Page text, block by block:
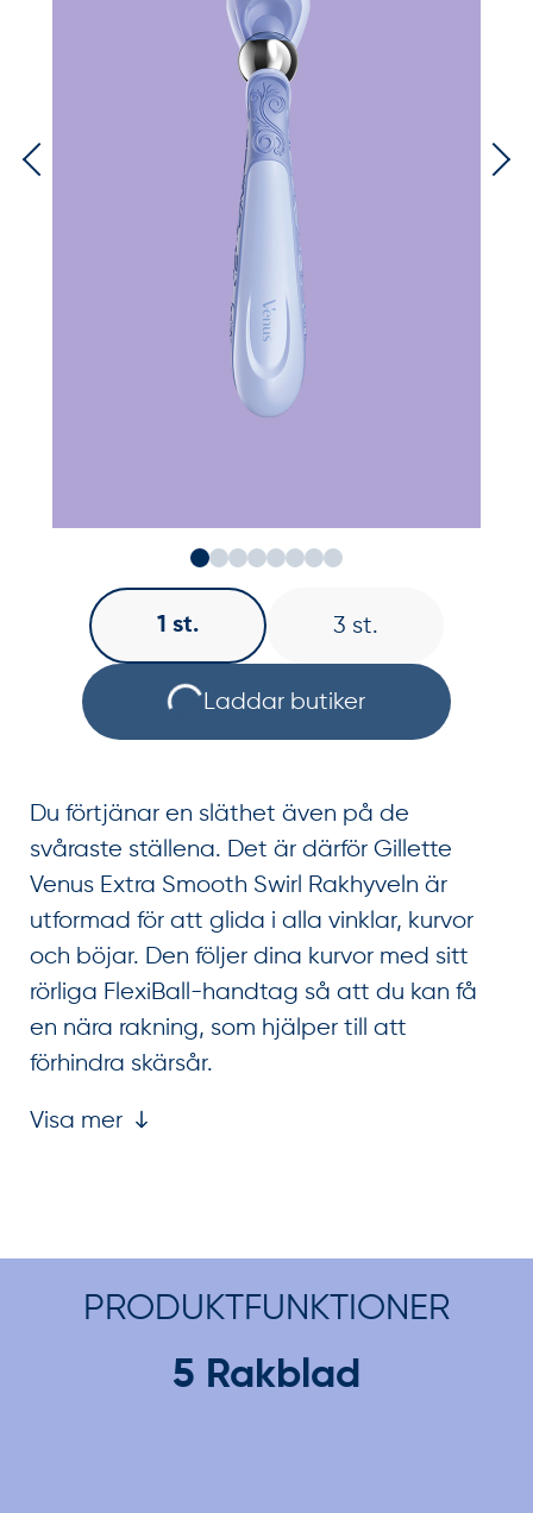
1 st. 3 st.
Laddar butiker
Du förtjänar en släthet även på de
svåraste ställena. Det är därför Gillette
Venus Extra Smooth Swirl Rakhyveln är
utformad för att glida i alla vinklar, kurvor
och böjar. Den följer dina kurvor med sitt
rörliga FlexiBall-handtag så att du kan få
en nära rakning, som hjälper till att
förhindra skärsår.
Visa mer
PRODUKTFUNKTIONER
5 Rakblad